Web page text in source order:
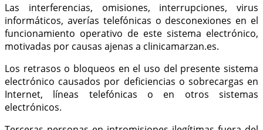
Las interferencias, omisiones, interrupciones, virus
informáticos, averías telefónicas o desconexiones en el
funcionamiento operativo de este sistema electrónico,
motivadas por causas ajenas a clinicamarzan.es.
Los retrasos o bloqueos en el uso del presente sistema
electrónico causados por deficiencias o sobrecargas en
Internet, líneas telefónicas o en otros sistemas
electrónicos.